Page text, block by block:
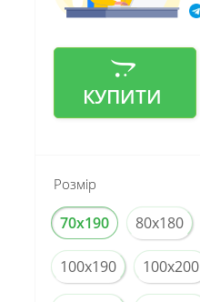
КУПИТИ
Розмір
70x190 80x180
100x190 100x200